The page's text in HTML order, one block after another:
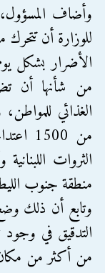
وأضاف
للوزارة أن
الأضرار بشكل
من شأنها أن
الغذائي
من
الثروات
منطقة جنوب
وتابع أن ذلك
التدقيق في
من أكثر من